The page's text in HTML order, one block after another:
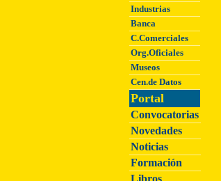
Industrias
Banca
C.Comerciales
Org.Oficiales
Museos
Cen.de Datos
Portal
Convocatorias
Novedades
Noticias
Formación
Libros